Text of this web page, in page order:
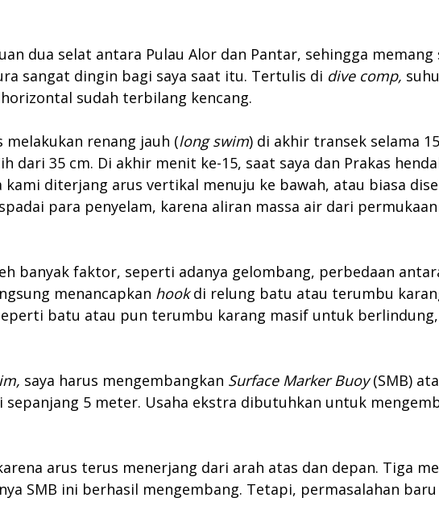
dua selat antara Pulau Alor dan Pantar, sehingga
sangat dingin bagi saya saat itu. Tertulis di dive comp,
sudah terbilang kencang.
renang jauh (long swim) di akhir transek selama
dari 35 cm. Di akhir menit ke-15, saat saya dan Prakas
diterjang arus vertikal menuju ke bawah, atau biasa
para penyelam, karena aliran massa air dari
banyak faktor, seperti adanya gelombang, perbedaan
menancapkan hookdi relung batu atau terumbu
batu atau pun terumbu karang masif untuk
saya harus mengembangkan Surface Marker Buoy(SMB)
5 meter. Usaha ekstra dibutuhkan untuk
arus terus menerjang dari arah atas dan depan. Tiga
SMB ini berhasil mengembang. Tetapi, permasalahan